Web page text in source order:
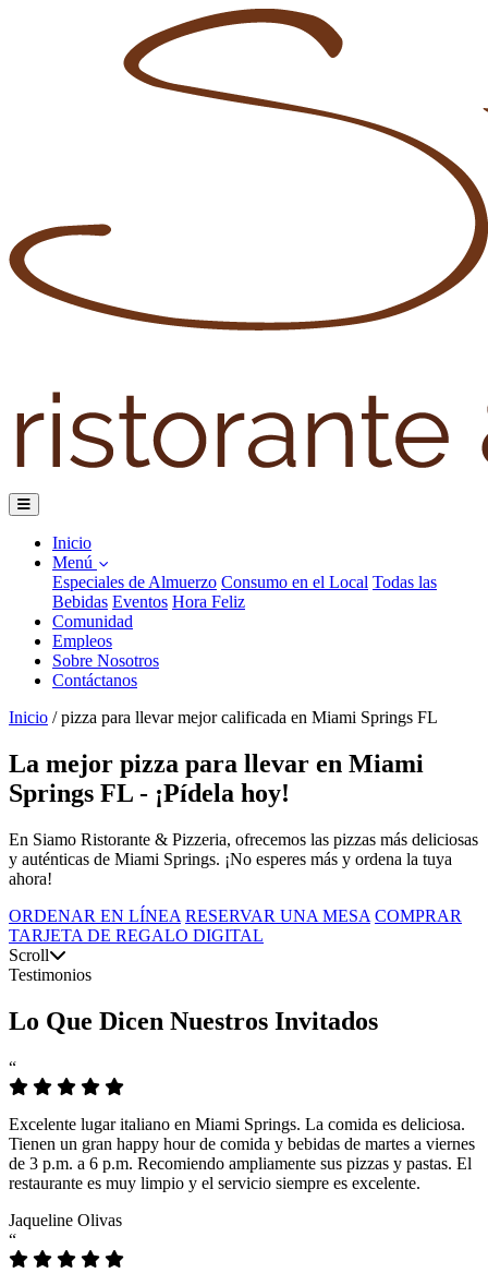
Inicio
Menú
Especiales de Almuerzo Consumo en el Local Todas las
Bebidas Eventos Hora Feliz
Comunidad
Empleos
Sobre Nosotros
Contáctanos
Inicio / pizza para llevar mejor calificada en Miami Springs FL
La mejor pizza para llevar en Miami
Springs FL - ¡Pídela hoy!
En Siamo Ristorante & Pizzeria, ofrecemos las pizzas más deliciosas
y auténticas de Miami Springs. ¡No esperes más y ordena la tuya
ahora!
ORDENAR EN LÍNEA RESERVAR UNA MESA COMPRAR
TARJETA DE REGALO DIGITAL
Scroll
Testimonios
Lo Que Dicen Nuestros Invitados
“
Excelente lugar italiano en Miami Springs. La comida es deliciosa.
Tienen un gran happy hour de comida y bebidas de martes a viernes
de 3 p.m. a 6 p.m. Recomiendo ampliamente sus pizzas y pastas. El
restaurante es muy limpio y el servicio siempre es excelente.
Jaqueline Olivas
“